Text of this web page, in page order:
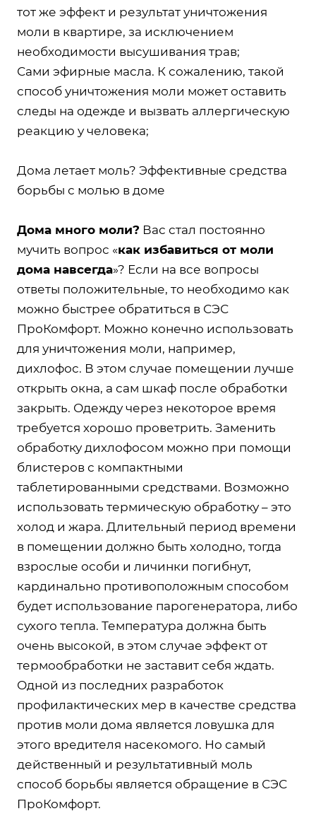
тот же эффект и результат уничтожения
моли в квартире, за исключением
необходимости высушивания трав;
Сами эфирные масла. К сожалению, такой
способ уничтожения моли может оставить
следы на одежде и вызвать аллергическую
реакцию у человека;
Дома летает моль? Эффективные средства
борьбы с молью в доме
Дома много моли? Вас стал постоянно
мучить вопрос «как избавиться от моли
дома навсегда»? Если на все вопросы
ответы положительные, то необходимо как
можно быстрее обратиться в СЭС
ПроКомфорт. Можно конечно использовать
для уничтожения моли, например,
дихлофос. В этом случае помещении лучше
открыть окна, а сам шкаф после обработки
закрыть. Одежду через некоторое время
требуется хорошо проветрить. Заменить
обработку дихлофосом можно при помощи
блистеров с компактными
таблетированными средствами. Возможно
использовать термическую обработку – это
холод и жара. Длительный период времени
в помещении должно быть холодно, тогда
взрослые особи и личинки погибнут,
кардинально противоположным способом
будет использование парогенератора, либо
сухого тепла. Температура должна быть
очень высокой, в этом случае эффект от
термообработки не заставит себя ждать.
Одной из последних разработок
профилактических мер в качестве средства
против моли дома является ловушка для
этого вредителя насекомого. Но самый
действенный и результативный моль
способ борьбы является обращение в СЭС
ПроКомфорт.